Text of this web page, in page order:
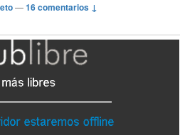
—16 comentarios ↓